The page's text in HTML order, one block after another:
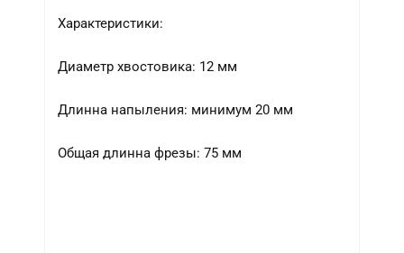
Характеристики:
Диаметр хвостовика: 12 мм
Длинна напыления: минимум 20 мм
Общая длинна фрезы: 75 мм